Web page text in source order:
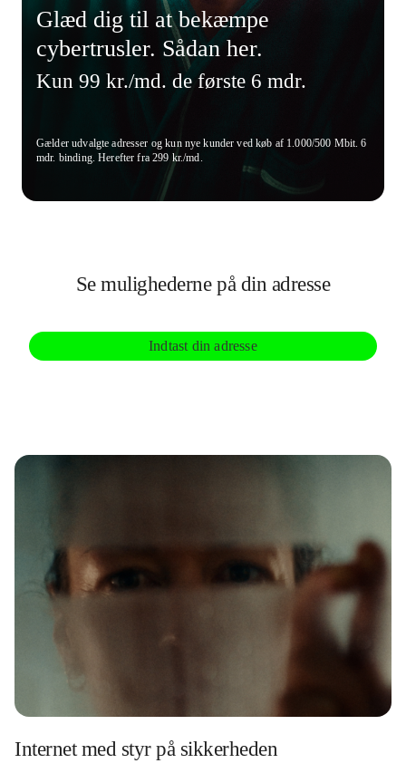
Glæd dig til at bekæmpe
cybertrusler. Sådan her.
Kun 99 kr./md. de første 6 mdr.
Gælder udvalgte adresser og kun nye kunder ved køb af 1.000/500 Mbit. 6
mdr. binding. Herefter fra 299 kr./md.
Se mulighederne på din adresse
Indtast din adresse
Internet med styr på sikkerheden